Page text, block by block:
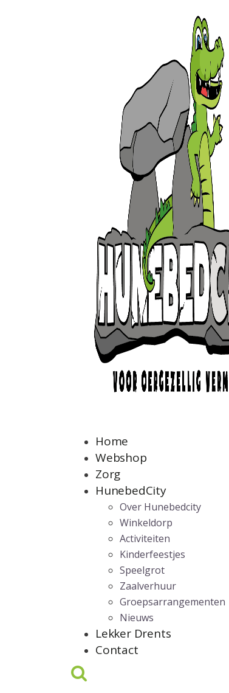
Home
Webshop
Zorg
HunebedCity
Over Hunebedcity
Winkeldorp
Activiteiten
Kinderfeestjes
Speelgrot
Zaalverhuur
Groepsarrangementen
Nieuws
Lekker Drents
Contact